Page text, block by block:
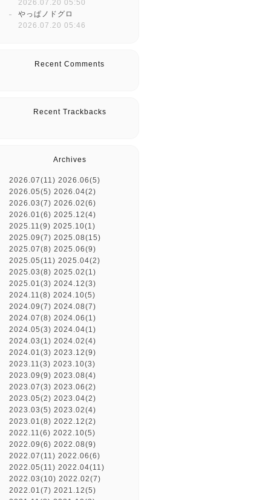
2026.07.20 05:50
やっぱノドグロ
2026.07.20 05:46
Recent Comments
Recent Trackbacks
Archives
2026.07(11) 2026.06(5)
2026.05(5) 2026.04(2)
2026.03(7) 2026.02(6)
2026.01(6) 2025.12(4)
2025.11(9) 2025.10(1)
2025.09(7) 2025.08(15)
2025.07(8) 2025.06(9)
2025.05(11) 2025.04(2)
2025.03(8) 2025.02(1)
2025.01(3) 2024.12(3)
2024.11(8) 2024.10(5)
2024.09(7) 2024.08(7)
2024.07(8) 2024.06(1)
2024.05(3) 2024.04(1)
2024.03(1) 2024.02(4)
2024.01(3) 2023.12(9)
2023.11(3) 2023.10(3)
2023.09(9) 2023.08(4)
2023.07(3) 2023.06(2)
2023.05(2) 2023.04(2)
2023.03(5) 2023.02(4)
2023.01(8) 2022.12(2)
2022.11(6) 2022.10(5)
2022.09(6) 2022.08(9)
2022.07(11) 2022.06(6)
2022.05(11) 2022.04(11)
2022.03(10) 2022.02(7)
2022.01(7) 2021.12(5)